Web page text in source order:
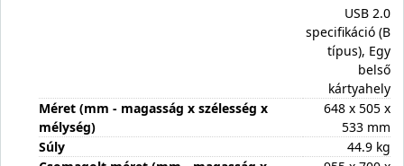
USB 2.0
specifikáció (B
típus), Egy
belső
kártyahely
Méret (mm - magasság x szélesség x
mélység)
648 x 505 x
533 mm
Súly
44.9 kg